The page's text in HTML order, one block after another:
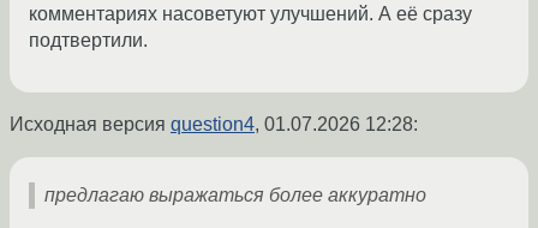
комментариях насоветуют улучшений. А её сразу
подтвертили.
Исходная версия question4, 01.07.2026 12:28:
предлагаю выражаться более аккуратно